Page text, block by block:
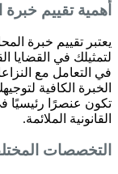
أهمية تقييم خبرة
يعتبر تقييم خبرة
لتمثيلك في القضايا
في التعامل مع
الخبرة الكافية
تكون عنصرًا رئيسيًا
القانونية الملائمة.
التخصصات